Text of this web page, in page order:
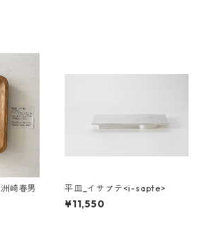
崎春男 平皿_イサㇷ゚テ<i-sapte>
¥11,550